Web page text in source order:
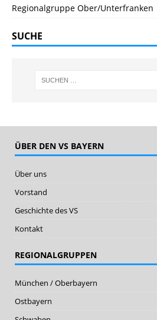
Regionalgruppe Ober/Unterfranken
SUCHE
ÜBER DEN VS BAYERN
Über uns
Vorstand
Geschichte des VS
Kontakt
REGIONALGRUPPEN
München / Oberbayern
Ostbayern